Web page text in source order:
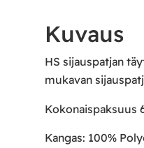
Kuvaus
HS sijauspatjan
mukavan
Kokonaispaksuus
Kangas: 100%